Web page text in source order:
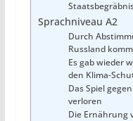
Sprachniveau A2
Durch
Russland
Es gab wieder
den Klima-
Das Spiel
verloren
Die Ernährung